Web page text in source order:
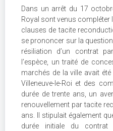
Dans un arrêt du 17
Royal sont venus compléter
clauses de tacite
se prononcer sur la
résiliation d’un contrat
l’espèce, un traité de
marchés de la ville avait
Villeneuve-le-Roi et des
durée de trente ans, un
renouvellement par tacite
ans. Il stipulait également
durée initiale du